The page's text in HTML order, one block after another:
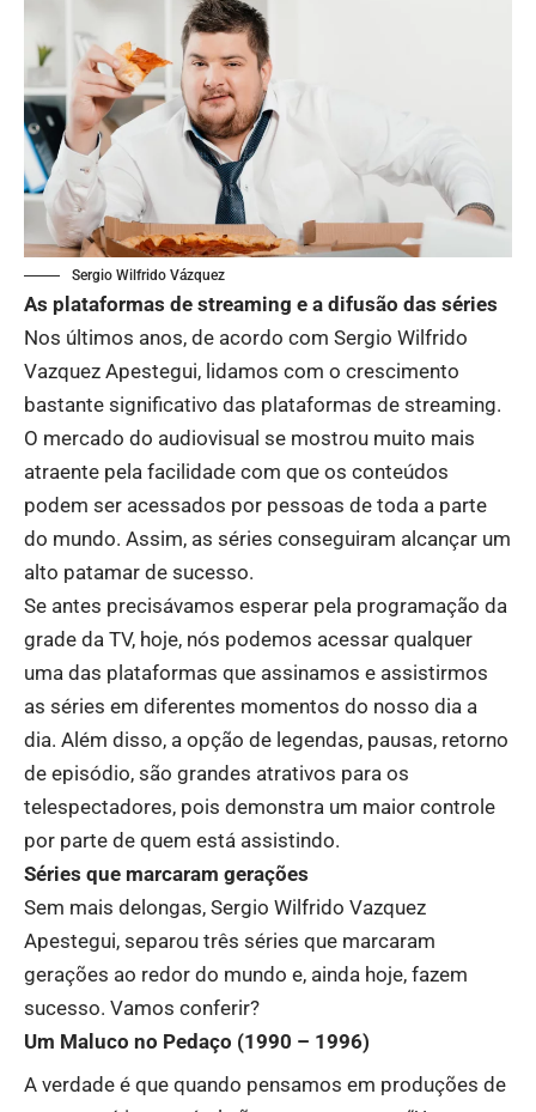
Sergio Wilfrido Vázquez
As plataformas de streaming e a difusão das séries
Nos últimos anos, de acordo com Sergio Wilfrido
Vazquez Apestegui, lidamos com o crescimento
bastante significativo das plataformas de streaming.
O mercado do audiovisual se mostrou muito mais
atraente pela facilidade com que os conteúdos
podem ser acessados por pessoas de toda a parte
do mundo. Assim, as séries conseguiram alcançar um
alto patamar de sucesso.
Se antes precisávamos esperar pela programação da
grade da TV, hoje, nós podemos acessar qualquer
uma das plataformas que assinamos e assistirmos
as séries em diferentes momentos do nosso dia a
dia. Além disso, a opção de legendas, pausas, retorno
de episódio, são grandes atrativos para os
telespectadores, pois demonstra um maior controle
por parte de quem está assistindo.
Séries que marcaram gerações
Sem mais delongas, Sergio Wilfrido Vazquez
Apestegui, separou três séries que marcaram
gerações ao redor do mundo e, ainda hoje, fazem
sucesso. Vamos conferir?
Um Maluco no Pedaço (1990 – 1996)
A verdade é que quando pensamos em produções de